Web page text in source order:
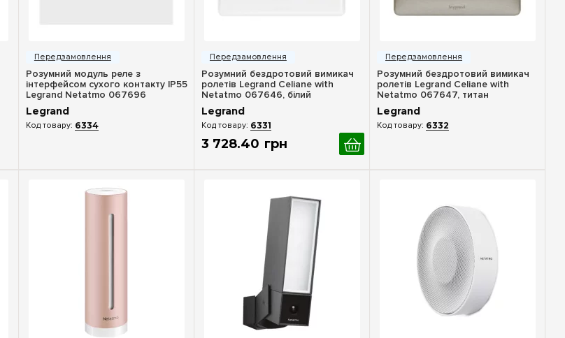
Розумний модуль реле з
інтерфейсом сухого контакту IP55
Legrand Netatmo 067696
Legrand
6334
Розумний бездротовий вимикач
ролетів Legrand Celiane with
Netatmo 067646, білий
Legrand
6331
3 728.40 грн
Розумний бездротовий вимикач
ролетів Legrand Celiane with
Netatmo 067647, титан
Legrand
6332